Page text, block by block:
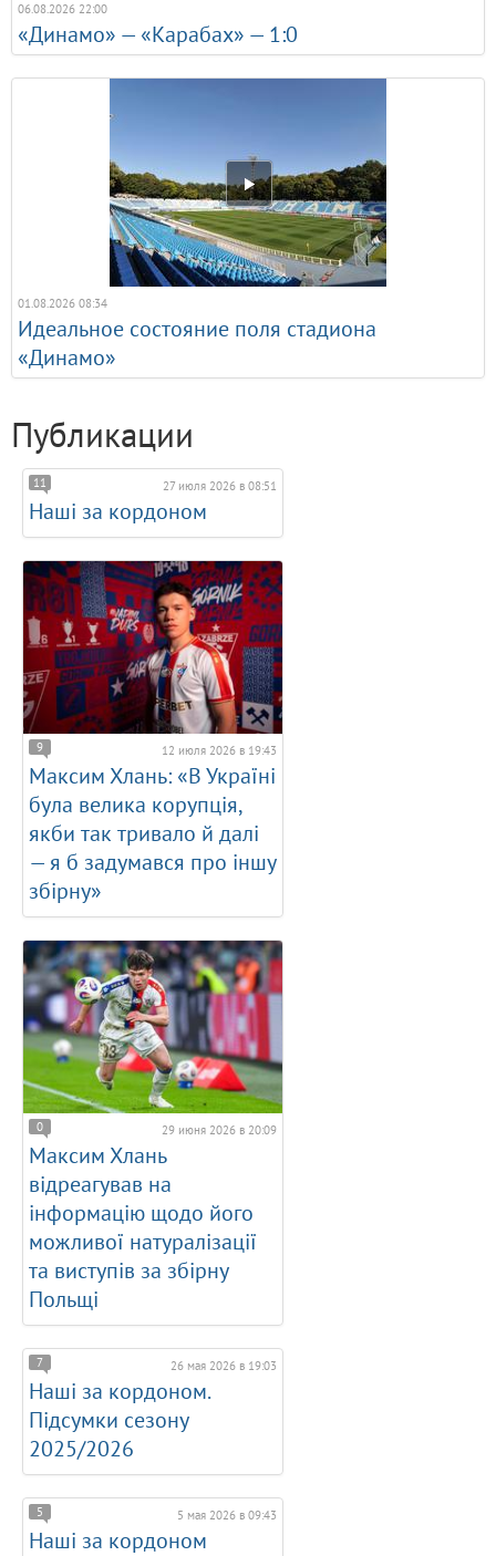
06.08.2026 22:00
«Динамо» — «Карабах» — 1:0
01.08.2026 08:34
Идеальное состояние поля стадиона
«Динамо»
Публикации
11 27 июля 2026 в 08:51
Наші за кордоном
9 12 июля 2026 в 19:43
Максим Хлань: «В Україні
була велика корупція,
якби так тривало й далі
— я б задумався про іншу
збірну»
0 29 июня 2026 в 20:09
Максим Хлань
відреагував на
інформацію щодо його
можливої натуралізації
та виступів за збірну
Польщі
7 26 мая 2026 в 19:03
Наші за кордоном.
Підсумки сезону
2025/2026
5 5 мая 2026 в 09:43
Наші за кордоном